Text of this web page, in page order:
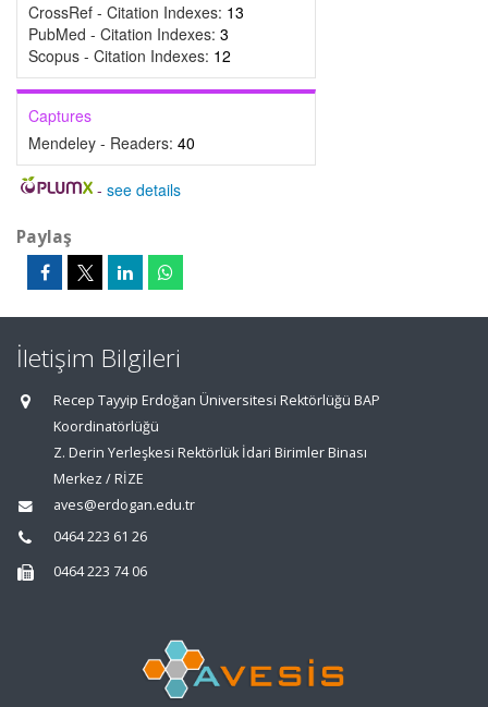
CrossRef - Citation Indexes: 13
PubMed - Citation Indexes: 3
Scopus - Citation Indexes: 12
Captures
Mendeley - Readers: 40
- see details
Paylaş
İletişim Bilgileri
Recep Tayyip Erdoğan Üniversitesi Rektörlüğü BAP
Koordinatörlüğü
Z. Derin Yerleşkesi Rektörlük İdari Birimler Binası
Merkez / RİZE
aves@erdogan.edu.tr
0464 223 61 26
0464 223 74 06